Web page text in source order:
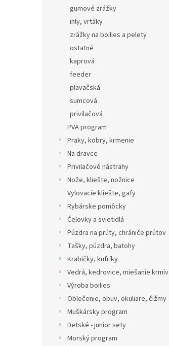
gumové zrážky
ihly, vrtáky
zrážky na boilies a pelety
ostatné
kaprová
feeder
plavačská
sumcová
privilačová
PVA program
Praky, kobry, krmenie
Na dravce
Privilačové nástrahy
Nože, kliešte, nožnice
Vylovacie kliešte, gafy
Rybárske pomôcky
Čelovky a svietidlá
Púzdra na prúty, chrániče prútov
Tašky, púzdra, batohy
Krabičky, kufríky
Vedrá, kedrovice, miešanie krmív
Výroba boilies
Oblečenie, obuv, okuliare, čižmy
Muškársky program
Detské - junior sety
Morský program